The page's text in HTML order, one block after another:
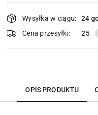
Dostępność
i
dostawa
Wysyłka w ciągu:
24
Cena przesyłki:
25
OPIS PRODUKTU